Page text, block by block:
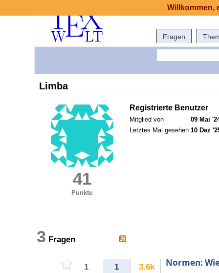
Fragen
Limba
41
Punkte
Registrierte Benutzer
Mitglied von
09 Mai
Letztes Mal gesehen 10 Dez
3 Fragen
1 1 3.6k Normen:
Willkommen,